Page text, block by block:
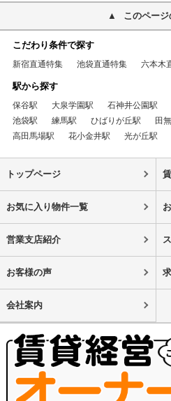
このペー
こだわり条件で探す
新宿直通特集 池袋直通特集 六本木
駅から探す
保谷駅 大泉学園駅 石神井公園駅
池袋駅
練馬駅 ひばりが丘駅 田
高田馬場駅
花小金井駅 光が丘駅
トップページ
お気に入り物件一覧
営業支店紹介
お客様の声
会社案内